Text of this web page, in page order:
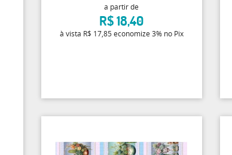
a partir de
R$ 18,40
à vista R$ 17,85economize 3% no Pix